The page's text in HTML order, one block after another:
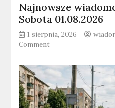
Najnowsze
Sobota 01.08.2026
1 sierpnia, 2026
Commenton
wiadomości
Lublin
–
Sobota
01.08.2026